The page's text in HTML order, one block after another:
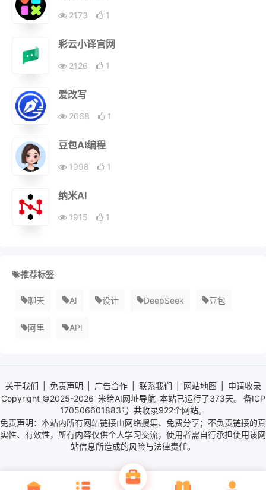
2173 1
彩云小译官网
2126 1
爱改写
2068 1
豆包AI编程
1998 1
纳米AI
1915 1
推荐标签
聊天 AI 设计 DeepSeek 豆包
阿里 API
关于我们 免责声明 广告合作 联系我们 网站地图
申请收录
Copyright ©2025-2026 米给AI网址导航 本站已运行了373天。
备ICP
170506601883号 共收录922个网站。
免责声明：本站内所有网站链接由网络搜集、免费分享；不负责链接的真
实性、有效性，所有内容仅供个人学习交流，使用者需自行承担使用该网
站信息所造成的风险与法律责任。